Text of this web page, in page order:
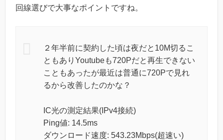
回線選びで大事なポイントですね。
２年半前に契約した頃は夜だと10M切るこ
ともありYoutubeも720Pだと再生できない
こともあったが最近は普通に720Pで見れ
るから改善したのかな？
IC光の測定結果(IPv4接続)
Ping値: 14.5ms
ダウンロード速度: 543.23Mbps(超速い)